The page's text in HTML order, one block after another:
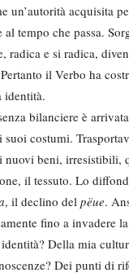
un’autorità acquisita
al tempo che passa.
radica e si radica,
il Verbo ha
identità.
bilanciere è
costumi.
nuovi beni, irresistibili,
il tessuto. Lo
, il declino del pëue.
fino a invadere
Della mia
Dei punti di